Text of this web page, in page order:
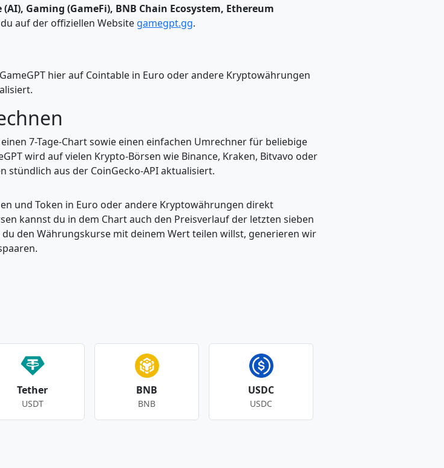
Gaming (GameFi), BNB Chain Ecosystem, Ethereum
auf der offiziellen Website gamegpt.gg.
hier auf Cointable in Euro oder andere Kryptowährungen
7-Tage-Chart sowie einen einfachen Umrechner für beliebige
wird auf vielen Krypto-Börsen wie Binance, Kraken, Bitvavo oder
stündlich aus der CoinGecko-API aktualisiert.
und Token in Euro oder andere Kryptowährungen direkt
kannst du in dem Chart auch den Preisverlauf der letzten sieben
den Währungskurse mit deinem Wert teilen willst, generieren wir
Tether
USDT
BNB
BNB
USDC
USDC